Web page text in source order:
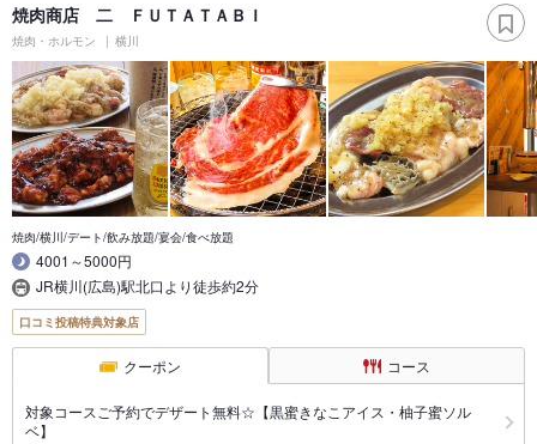
焼肉商店 二 ＦＵＴＡＴＡＢＩ
焼肉・ホルモン 横川
焼肉/横川/デート/飲み放題/宴会/食べ放題
4001～5000円
JR横川(広島)駅北口より徒歩約2分
口コミ投稿特典対象店
クーポン コース
対象コースご予約でデザート無料☆【黒蜜きなこアイス・柚子蜜ソル
ベ】